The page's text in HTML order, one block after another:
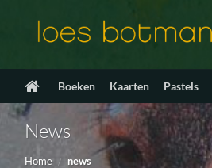
Boeken Kaarten Pastels
News
Home / news